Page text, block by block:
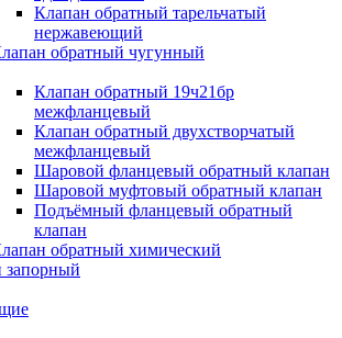
Клапан обратный тарельчатый
нержавеющий
обратный чугунный
Клапан обратный 19ч21бр
межфланцевый
Клапан обратный двухстворчатый
межфланцевый
Шаровой фланцевый обратный клапан
Шаровой муфтовый обратный клапан
Подъёмный фланцевый обратный
клапан
обратный химический
запорный